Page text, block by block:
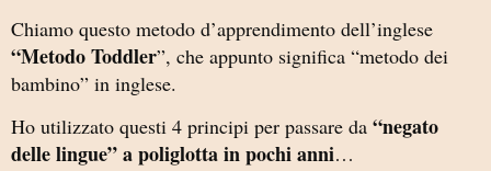
Chiamo questo metodo d’apprendimento dell’inglese
“Metodo Toddler”, che appunto significa “metodo dei
bambino” in inglese.
Ho utilizzato questi 4 principi per passare da “negato
delle lingue” a poliglotta in pochi anni…